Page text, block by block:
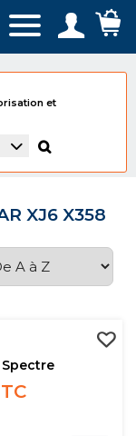
et
XJ6 X358